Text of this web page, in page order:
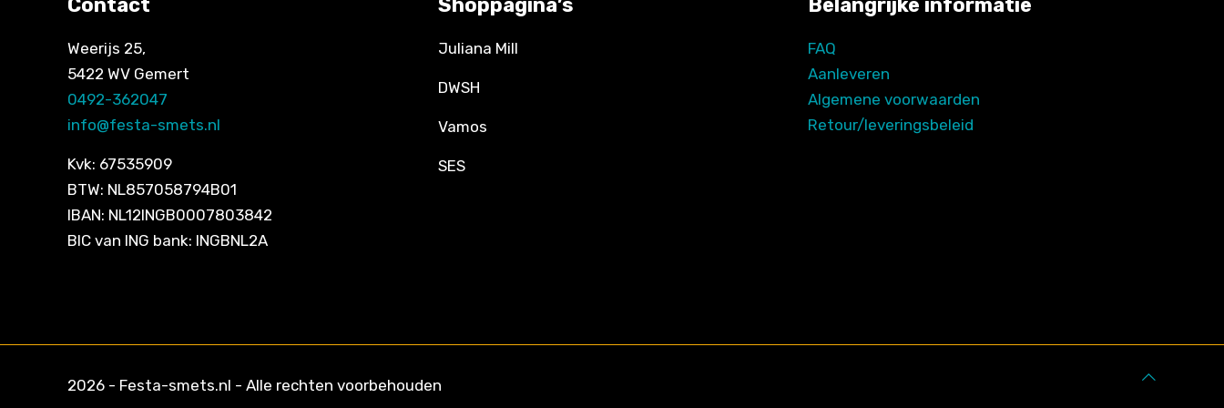
Weerijs 25,
5422 WV Gemert
0492-362047
info@festa-smets.nl
Kvk: 67535909
BTW: NL857058794B01
IBAN: NL12INGB0007803842
BIC van ING bank: INGBNL2A
Juliana Mill
DWSH
Vamos
SES
FAQ
Aanleveren
Algemene voorwaarden
Retour/leveringsbeleid
2026 - Festa-smets.nl - Alle rechten voorbehouden